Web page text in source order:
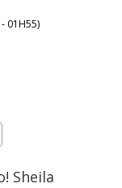
01H55)
Sheila